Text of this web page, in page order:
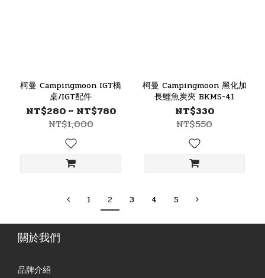
柯曼 Campingmoon IGT橋
桌/IGT配件
NT$280 ~ NT$780
NT$1,000
柯曼 Campingmoon 黑化加
長鱷魚炭夾 BKMS-41
NT$330
NT$550
1 2 3 4 5
關於我們
品牌介紹